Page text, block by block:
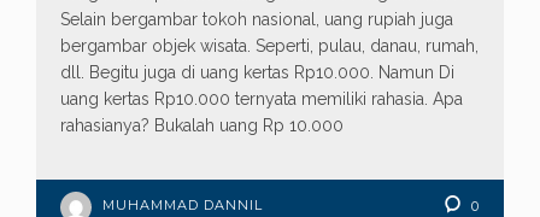
Selain bergambar tokoh nasional, uang rupiah juga
bergambar objek wisata. Seperti, pulau, danau, rumah,
dll. Begitu juga di uang kertas Rp10.000. Namun Di
uang kertas Rp10.000 ternyata memiliki rahasia. Apa
rahasianya? Bukalah uang Rp 10.000
MUHAMMAD DANNIL 0